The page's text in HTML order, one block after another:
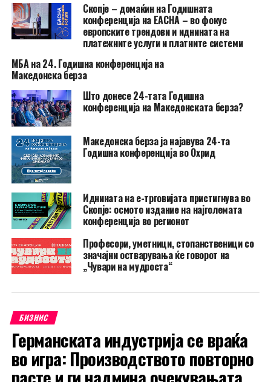
Скопје – домаќин на Годишната
конференција на EACHA – во фокус
европските трендови и иднината на
платежните услуги и платните системи
МБА на 24. Годишна конференција на
Македонска берза
Што донесе 24-тата Годишна
конференција на Македонската берза?
Македонска берза ја најавува 24-та
Годишна конференција во Охрид
Иднината на е-трговијата пристигнува во
Скопје: осмото издание на најголемата
конференција во регионот
Професори, уметници, стопанственици со
значајни остварувања ќе говорот на
„Чувари на мудроста“
БИЗНИС
Германската индустрија се враќа
во игра: Производството повторно